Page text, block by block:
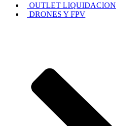
OUTLET LIQUIDACION
DRONES Y FPV